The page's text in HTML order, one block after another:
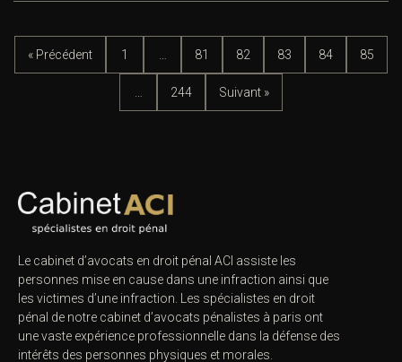
« Précédent 1 81 82 83 84 85
244 Suivant »
Le cabinet d’avocats en droit pénal ACI assiste les
personnes mise en cause dans une infraction ainsi que
les victimes d’une infraction. Les spécialistes en droit
pénal de notre cabinet d’avocats pénalistes à paris ont
une vaste expérience professionnelle dans la défense des
intérêts des personnes physiques et morales.